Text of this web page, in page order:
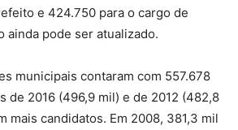
e 424.750 para o cargo de
ainda pode ser atualizado.
municipais contaram com 557.678
de 2016 (496,9 mil) e de 2012 (482,8
mais candidatos. Em 2008, 381,3 mil